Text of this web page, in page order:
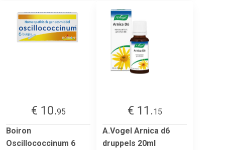
€ 10.95
Boiron
Oscillococcinum 6
€ 11.15
A.Vogel Arnica d6
druppels 20ml